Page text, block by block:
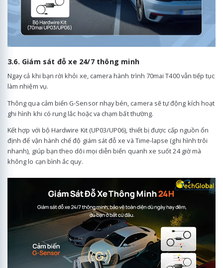
3.6. Giám sát đỗ xe 24/7 thông minh
Ngay cả khi bạn rời khỏi xe, camera hành trình 70mai T400 vẫn tiếp tục
làm nhiệm vụ.
Thông qua cảm biến G-Sensor nhạy bén, camera sẽ tự động kích hoạt
ghi hình khi có rung lắc hoặc va chạm bất thường.
Kết hợp với bộ Hardwire Kit (UP03/UP06), thiết bị được cấp nguồn ổn
định để vận hành chế độ giám sát đỗ xe và Time-lapse (ghi hình trôi
nhanh), giúp bạn theo dõi mọi diễn biến quanh xe suốt 24 giờ mà
không lo cạn bình ắc quy.